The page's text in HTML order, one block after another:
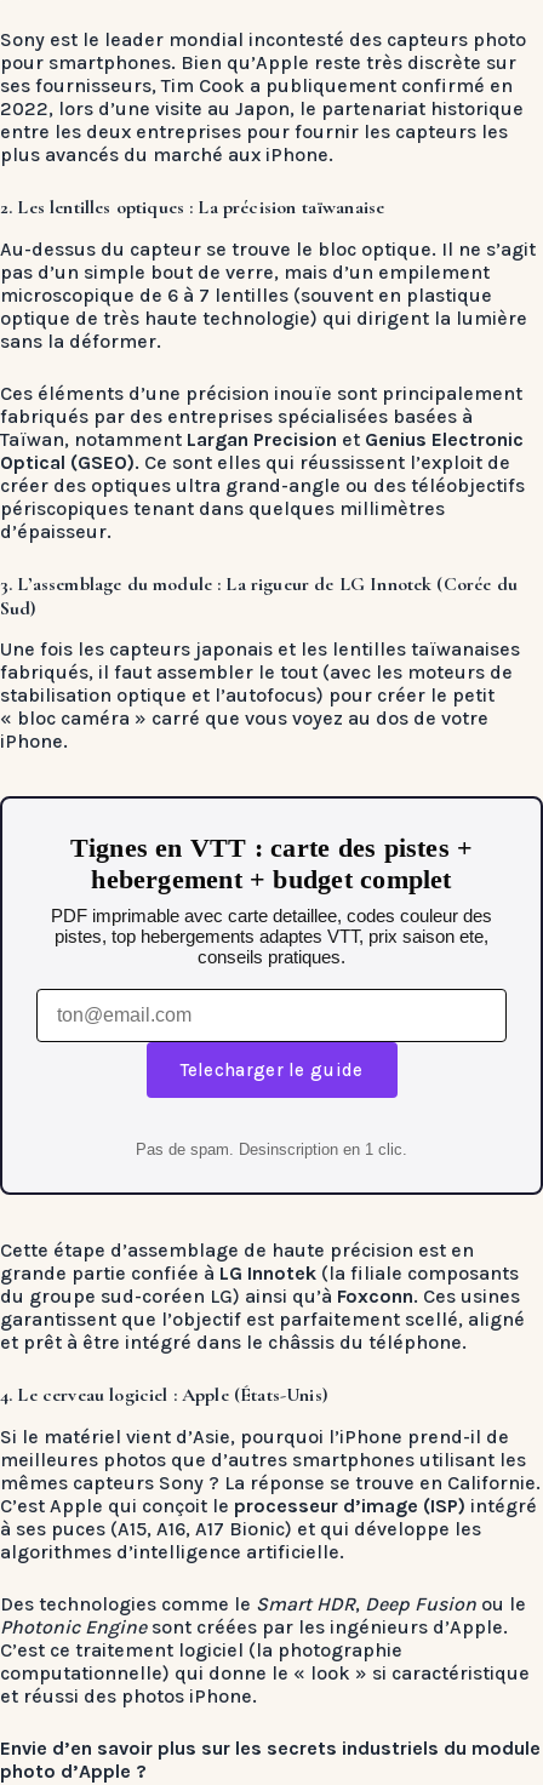
Sony est le leader mondial incontesté des capteurs photo
pour smartphones. Bien qu’Apple reste très discrète sur
ses fournisseurs, Tim Cook a publiquement confirmé en
2022, lors d’une visite au Japon, le partenariat historique
entre les deux entreprises pour fournir les capteurs les
plus avancés du marché aux iPhone.
2. Les lentilles optiques : La précision taïwanaise
Au-dessus du capteur se trouve le bloc optique. Il ne s’agit
pas d’un simple bout de verre, mais d’un empilement
microscopique de 6 à 7 lentilles (souvent en plastique
optique de très haute technologie) qui dirigent la lumière
sans la déformer.
Ces éléments d’une précision inouïe sont principalement
fabriqués par des entreprises spécialisées basées à
Taïwan, notamment Largan Precision et Genius Electronic
Optical (GSEO). Ce sont elles qui réussissent l’exploit de
créer des optiques ultra grand-angle ou des téléobjectifs
périscopiques tenant dans quelques millimètres
d’épaisseur.
3. L’assemblage du module : La rigueur de LG Innotek (Corée du
Sud)
Une fois les capteurs japonais et les lentilles taïwanaises
fabriqués, il faut assembler le tout (avec les moteurs de
stabilisation optique et l’autofocus) pour créer le petit
« bloc caméra » carré que vous voyez au dos de votre
iPhone.
Tignes en VTT : carte des pistes +
hebergement + budget complet
PDF imprimable avec carte detaillee, codes couleur des
pistes, top hebergements adaptes VTT, prix saison ete,
conseils pratiques.
Telecharger le guide
Pas de spam. Desinscription en 1 clic.
Cette étape d’assemblage de haute précision est en
grande partie confiée à LG Innotek (la filiale composants
du groupe sud-coréen LG) ainsi qu’à Foxconn. Ces usines
garantissent que l’objectif est parfaitement scellé, aligné
et prêt à être intégré dans le châssis du téléphone.
4. Le cerveau logiciel : Apple (États-Unis)
Si le matériel vient d’Asie, pourquoi l’iPhone prend-il de
meilleures photos que d’autres smartphones utilisant les
mêmes capteurs Sony ? La réponse se trouve en Californie.
C’est Apple qui conçoit le processeur d’image (ISP) intégré
à ses puces (A15, A16, A17 Bionic) et qui développe les
algorithmes d’intelligence artificielle.
Des technologies comme le Smart HDR, Deep Fusion ou le
Photonic Enginesont créées par les ingénieurs d’Apple.
C’est ce traitement logiciel (la photographie
computationnelle) qui donne le « look » si caractéristique
et réussi des photos iPhone.
Envie d’en savoir plus sur les secrets industriels du module
photo d’Apple ?